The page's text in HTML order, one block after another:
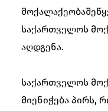
საქართველოს
აღდგენა.
საქართველოს
მიენიჭება პირს,